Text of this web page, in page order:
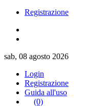
Registrazione
sab, 08 agosto 2026
Login
Registrazione
Guida all'uso
(0)